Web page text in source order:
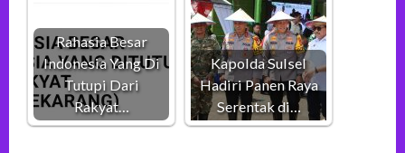
Rahasia Besar
Indonesia Yang Di
Tutupi Dari
Rakyat…
Kapolda Sulsel
Hadiri Panen Raya
Serentak di…